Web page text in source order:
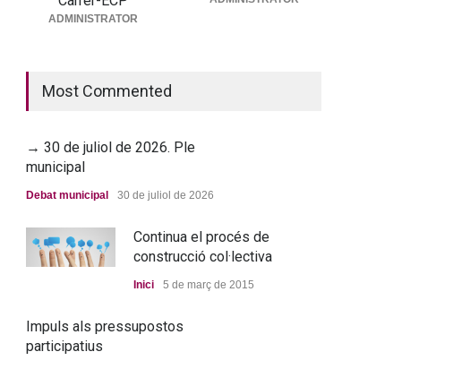
→ 25 de juny de 2026. Ple
municipal
ADMINISTRATOR
Most Commented
→ 30 de juliol de 2026. Ple
municipal
Debat municipal 30 de juliol de 2026
Continua el procés de
construcció col·lectiva
Inici 5 de març de 2015
Impuls als pressupostos
participatius